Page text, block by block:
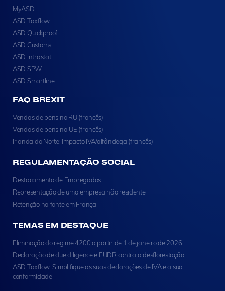
MyASD
ASD Taxflow
ASD Quickproof
ASD Customs
ASD Intrastat
ASD SPW
ASD Smartline
FAQ BREXIT
Vendas de bens no RU (francês)
Vendas de bens na UE (francês)
Irlanda do Norte: impacto IVA/alfândega (francês)
REGULAMENTAÇÃO SOCIAL
Destacamento de Empregados
Representação de uma empresa não residente
Retenção na fonte em França
TEMAS EM DESTAQUE
Eliminação do regime 4200 a partir de 1 de janeiro de 2026
Declaração de due diligence e EUDR contra a desflorestação
ASD Taxflow: Simplifique as suas declarações de IVA e a sua
conformidade